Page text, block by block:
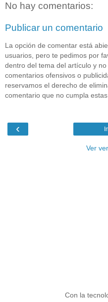
No hay comentarios:
Publicar un comentario
La opción de comentar está
usuarios, pero te pedimos por
dentro del tema del artículo y
comentarios ofensivos o
reservamos el derecho de
comentario que no cumpla
‹
Ver
Con la